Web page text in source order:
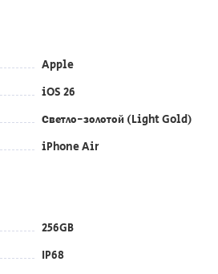
Apple
iOS 26
Светло-золотой (Light Gold)
iPhone Air
256GB
IP68